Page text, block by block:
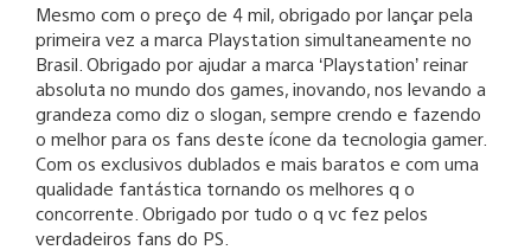
Mesmo com o preço de 4 mil, obrigado por lançar pela
primeira vez a marca Playstation simultaneamente no
Brasil. Obrigado por ajudar a marca ‘Playstation’ reinar
absoluta no mundo dos games, inovando, nos levando a
grandeza como diz o slogan, sempre crendo e fazendo
o melhor para os fans deste ícone da tecnologia gamer.
Com os exclusivos dublados e mais baratos e com uma
qualidade fantástica tornando os melhores q o
concorrente. Obrigado por tudo o q vc fez pelos
verdadeiros fans do PS.